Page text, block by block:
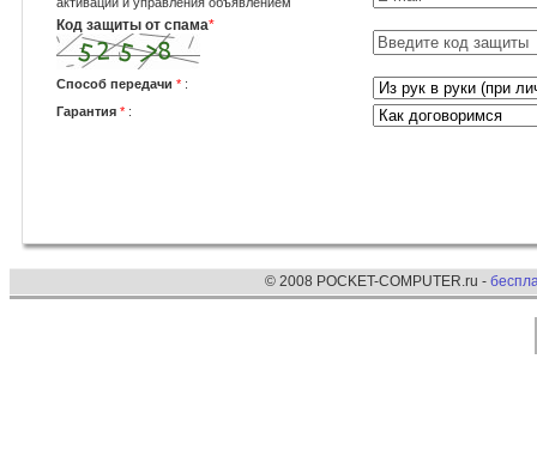
Код защиты от спама*
Способ передачи * :
Гарантия * :
© 2008 POCKET-COMPUTER.ru -